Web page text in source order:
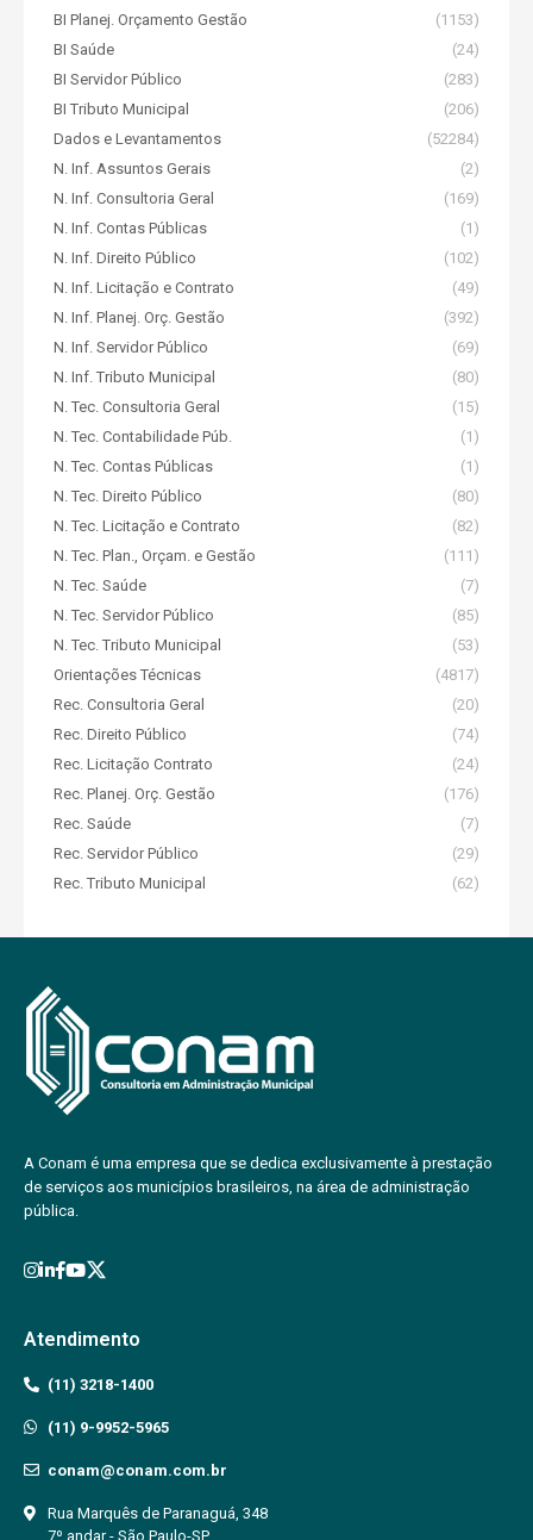
BI Planej. Orçamento Gestão
(1153)
BI Saúde
(24)
BI Servidor Público
(283)
BI Tributo Municipal
(206)
Dados e Levantamentos
(52284)
N. Inf. Assuntos Gerais
(2)
N. Inf. Consultoria Geral
(169)
N. Inf. Contas Públicas
(1)
N. Inf. Direito Público
(102)
N. Inf. Licitação e Contrato
(49)
N. Inf. Planej. Orç. Gestão
(392)
N. Inf. Servidor Público
(69)
N. Inf. Tributo Municipal
(80)
N. Tec. Consultoria Geral
(15)
N. Tec. Contabilidade Púb.
(1)
N. Tec. Contas Públicas
(1)
N. Tec. Direito Público
(80)
N. Tec. Licitação e Contrato
(82)
N. Tec. Plan., Orçam. e Gestão
(111)
N. Tec. Saúde
(7)
N. Tec. Servidor Público
(85)
N. Tec. Tributo Municipal
(53)
Orientações Técnicas
(4817)
Rec. Consultoria Geral
(20)
Rec. Direito Público
(74)
Rec. Licitação Contrato
(24)
Rec. Planej. Orç. Gestão
(176)
Rec. Saúde
(7)
Rec. Servidor Público
(29)
Rec. Tributo Municipal
(62)
A Conam é uma empresa que se dedica exclusivamente à prestação
de serviços aos municípios brasileiros, na área de administração
pública.
Atendimento
(11) 3218-1400
(11) 9-9952-5965
conam@conam.com.br
Rua Marquês de Paranaguá, 348
7º andar - São Paulo-SP